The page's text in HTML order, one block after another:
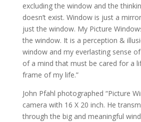
excluding the window and the
doesn’t exist. Window is just a
just the window. My Picture
the window. It is a perception &
window and my everlasting sense
of a mind that must be cared for a
frame of my life.”
John Pfahl photographed “Picture
camera with 16 X 20 inch. He
through the big and meaningful